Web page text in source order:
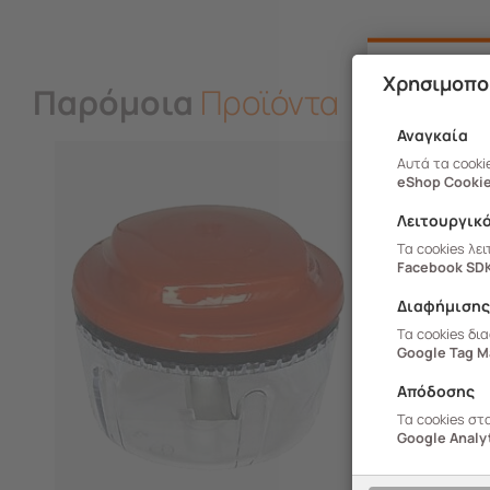
Παρόμοια Προϊόντα
Αναγκαία
Αυτά τα
eShop
Τα cookies
Facebook
Διαφήμισης
Τα cookies
Google Tag
Απόδοσης
Τα cookies
Google